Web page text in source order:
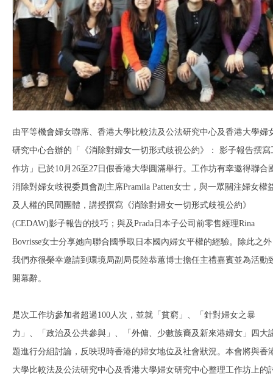
由平等機會婦女聯席、香港大學比較法及公法研究中心及香港大學婦
研究中心合辦的「《消除對婦女一切形式歧視公約》： 影子報告撰寫
作坊」已於10月26至27日假香港大學圓滿舉行。工作坊有幸邀得聯合
消除對婦女歧視委員會副主席Pramila Patten女士，與一眾關注婦女權
及人權的民間團體，講授撰寫《消除對婦女一切形式歧視公約》
(CEDAW)影子報告的技巧；與及Prada日本子公司前零售經理Rina
Bovrisse女士分享她向聯合國爭取日本國內婦女平權的經驗。除此之
我們亦很榮幸邀請到環境局副局長陸恭蕙博士擔任主禮嘉賓並為活動
開幕辭。
是次工作坊參加者超過100人次，並就「貧窮」、「針對婦女之暴
力」、「政治及公共參與」、「外傭、少數族裔及新來港婦女」四大
題進行分組討論，反映現時香港的婦女地位及社會狀況。本會將與香
大學比較法及公法研究中心及香港大學婦女研究中心整理工作坊上的